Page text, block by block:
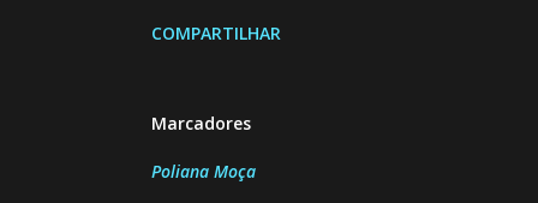
COMPARTILHAR
Marcadores
Poliana Moça